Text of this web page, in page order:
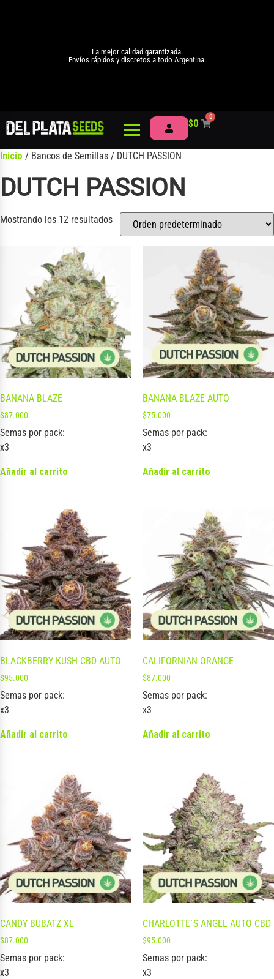
La mejor calidad garantizada.
Envíos rápidos y discretos a todo Argentina.
$0
0
Inicio / Bancos de Semillas / DUTCH PASSION
DUTCH PASSION
Mostrando los 12 resultados
BANANA BLAZE
$87.000
Semas por pack:
x3
Añadir al carrito
BANANA BLAZE AUTO
$75.000
Semas por pack:
x3
Añadir al carrito
BLACKBERRY KUSH CBD AUTO
$95.000
Semas por pack:
x3
Añadir al carrito
CALIFORNIAN ORANGE
$87.000
Semas por pack:
x3
Añadir al carrito
CANDY BUBATZ XL
$87.000
Semas por pack:
x3
CHARLOTTE´S ANGEL AUTO CBD
$95.000
Semas por pack:
x3